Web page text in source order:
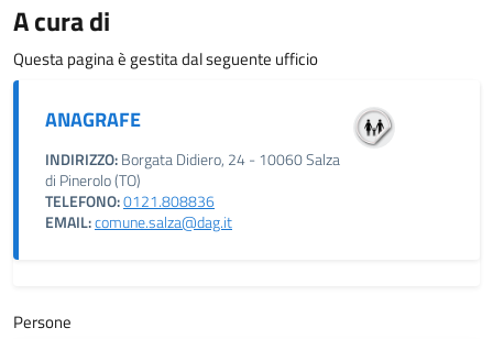
A cura di
Questa pagina è gestita dal seguente ufficio
ANAGRAFE
INDIRIZZO:Borgata Didiero, 24 - 10060 Salza
di Pinerolo (TO)
TELEFONO:0121.808836
EMAIL:comune.salza@dag.it
Persone